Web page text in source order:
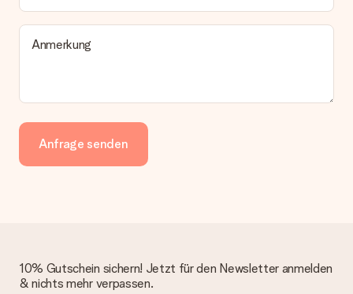
Anmerkung
Anfrage senden
10% Gutschein sichern! Jetzt für den Newsletter anmelden
& nichts mehr verpassen.